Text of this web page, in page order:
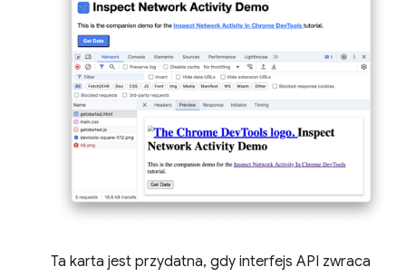
Ta karta jest przydatna, gdy interfejs API zwraca